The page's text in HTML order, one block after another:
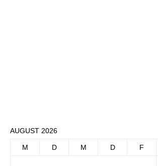
AUGUST 2026
M D M D F